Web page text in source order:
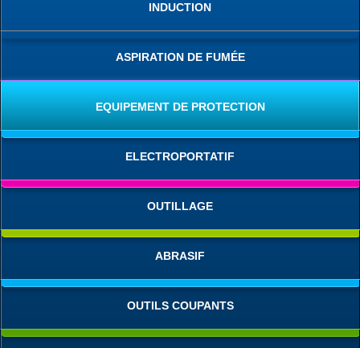
INDUCTION
ASPIRATION DE FUMÉE
EQUIPEMENT DE PROTECTION
ELECTROPORTATIF
OUTILLAGE
ABRASIF
OUTILS COUPANTS